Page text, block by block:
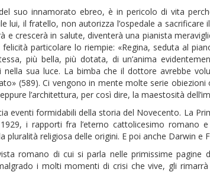
suo innamorato ebreo, è in pericolo di vita
lui, il fratello, non autorizza l’ospedale a sacrificare
e crescerà in salute, diventerà una pianista
particolare lo riempie: «Regina, seduta al
più bella, più dotata, di un’anima
nella sua luce. La bimba che il dottore avrebbe
(589). Ci vengono in mente molte serie
l’architettura, per così dire, la maestosità
eventi formidabili della storia del Novecento. La
i rapporti fra l’eterno cattolicesimo romano
pluralità religiosa delle origini. E poi anche Darwin e
romano di cui si parla nelle primissime pagine
i molti momenti di crisi che vive, gli